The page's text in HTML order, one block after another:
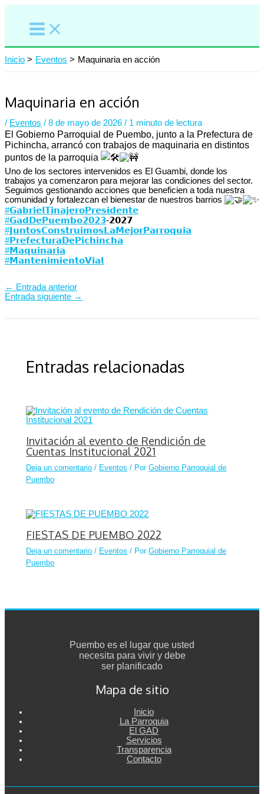
contenido
Inicio Eventos Maquinaria en acción
Maquinaria en acción
/ Eventos / 8 de mayo de 2026 / 1 minuto de lectura
El Gobierno Parroquial de Puembo, junto a la Prefectura de
Pichincha, arrancó con trabajos de maquinaria en distintos
puntos de la parroquia
Uno de los sectores intervenidos es El Guambi, donde los
trabajos ya comenzaron para mejorar las condiciones del sector.
Seguimos gestionando acciones que beneficien a toda nuestra
comunidad y fortalezcan el bienestar de nuestros barrios
#𝗚𝗮𝗯𝗿𝗶𝗲𝗹𝗧𝗶𝗻𝗮𝗷𝗲𝗿𝗼𝗣𝗿𝗲𝘀𝗶𝗱𝗲𝗻𝘁𝗲
#𝗚𝗮𝗱𝗗𝗲𝗣𝘂𝗲𝗺𝗯𝗼𝟮𝟬𝟮𝟯-𝟮𝟬𝟮𝟳⁣⁣⁣⁣⁣
#𝗝𝘂𝗻𝘁𝗼𝘀𝗖𝗼𝗻𝘀𝘁𝗿𝘂𝗶𝗺𝗼𝘀𝗟𝗮𝗠𝗲𝗷𝗼𝗿𝗣𝗮𝗿𝗿𝗼𝗾𝘂𝗶𝗮
#𝗣𝗿𝗲𝗳𝗲𝗰𝘁𝘂𝗿𝗮𝗗𝗲𝗣𝗶𝗰𝗵𝗶𝗻𝗰𝗵𝗮
#𝗠𝗮𝗾𝘂𝗶𝗻𝗮𝗿𝗶𝗮
#𝗠𝗮𝗻𝘁𝗲𝗻𝗶𝗺𝗶𝗲𝗻𝘁𝗼𝗩𝗶𝗮𝗹
← Entrada anterior
Entrada siguiente →
Entradas relacionadas
Invitación al evento de Rendición de
Cuentas Institucional 2021
Deja un comentario / Eventos / PorGobierno Parroquial de
Puembo
FIESTAS DE PUEMBO 2022
Deja un comentario / Eventos / PorGobierno Parroquial de
Puembo
Puembo es el lugar que usted
necesita para vivir y debe
ser planificado
Mapa de sitio
Inicio
La Parroquia
El GAD
Servicios
Transparencia
Contacto